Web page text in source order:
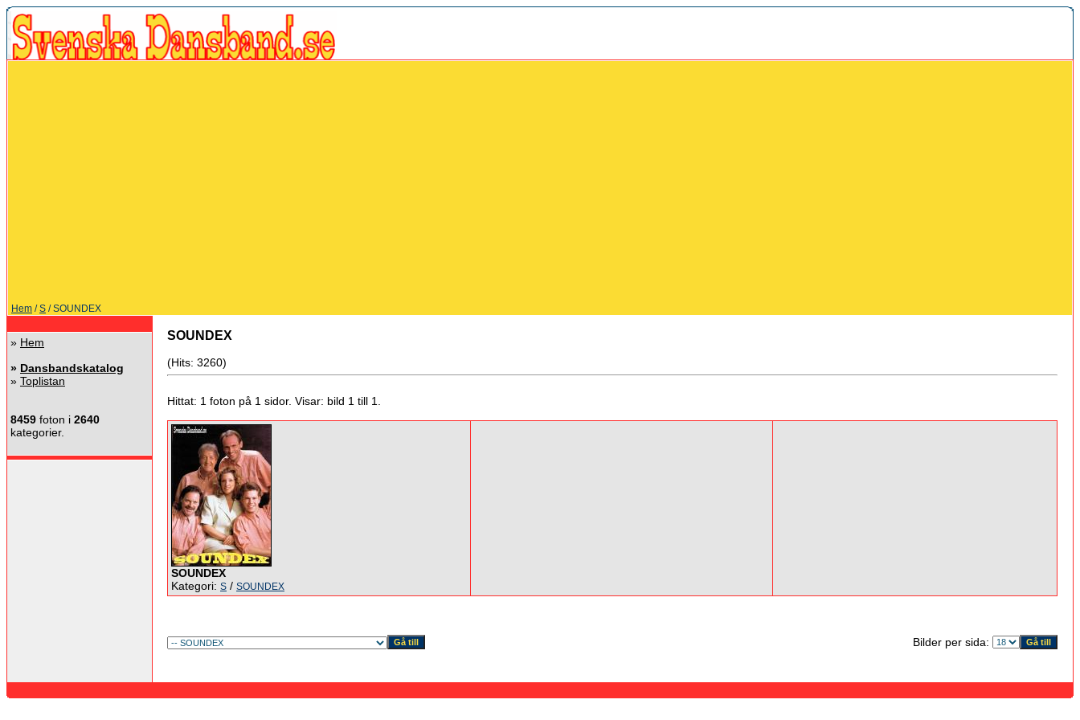
Hem /S / SOUNDEX
» Hem
» Dansbandskatalog
» Toplistan
8459 foton i 2640
kategorier.
SOUNDEX
(Hits: 3260)
Hittat: 1 foton på 1 sidor. Visar: bild 1 till 1.
SOUNDEX
Kategori: S / SOUNDEX
Bilder per sida: